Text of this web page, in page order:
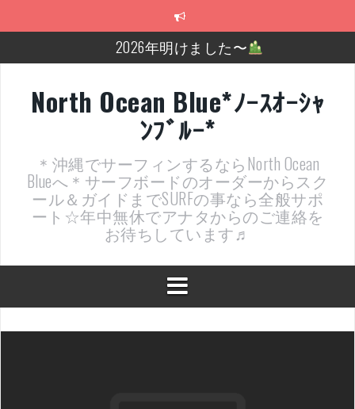
2026年明けました〜
近況報告ww
ヤッチマッターーーー！！！
支部長就任報告と支部予選・検定開催決定！
近況報告～
North Ocean Blue*ﾉｰｽｵｰｼｬ
ﾝﾌﾞﾙｰ*
＊沖縄でサーフィンするならNorth Ocean
Blueへ＊サーフボードのオーダーからスク
ール＆ガイドまでSURFの事なら全般サポ
ート☆年中無休でアナタからのご連絡を
お待ちしています♬